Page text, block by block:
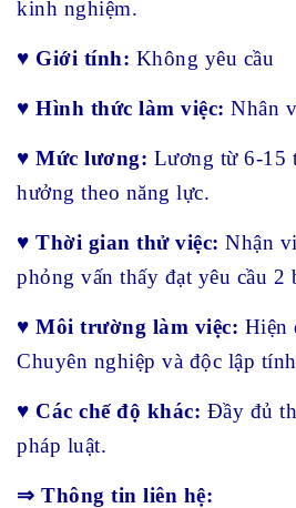
kinh nghiệm.
♥ Giới tính: Không yêu cầu
♥ Hình thức làm việc: Nhân
♥ Mức lương: Lương từ 6-15
hưởng theo năng lực.
♥ Thời gian thử việc: Nhận
phỏng vấn thấy đạt yêu cầu 2
♥ Môi trường làm việc: Hiện
Chuyên nghiệp và độc lập
♥ Các chế độ khác: Đầy đủ
pháp luật.
⇒ Thông tin liên hệ: